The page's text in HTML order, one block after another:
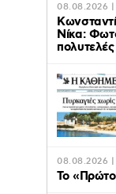
08.08.2026 |
Νίκα:
08.08.2026 |
Το